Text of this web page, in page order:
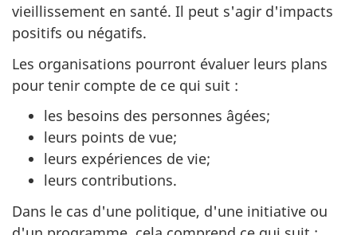
vieillissement en santé. Il peut s'agir d'impacts
positifs ou négatifs.
Les organisations pourront évaluer leurs plans
pour tenir compte de ce qui suit :
les besoins des personnes âgées;
leurs points de vue;
leurs expériences de vie;
leurs contributions.
Dans le cas d'une politique, d'une initiative ou